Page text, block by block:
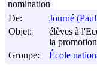
De:
Journé
Objet:
élèves à
la
Groupe:
École
nomination